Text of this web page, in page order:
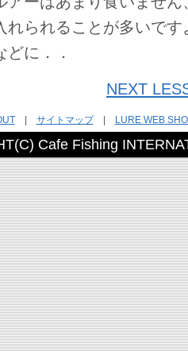
れられることが多いで
どに．．
NEXT
| サイトマップ| LURE WEB
Cafe Fishing